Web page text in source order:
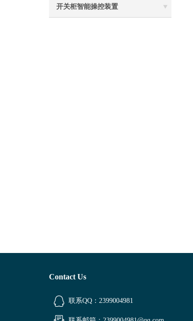
开关柜智能操控装置
Contact Us
联系QQ：2399004981